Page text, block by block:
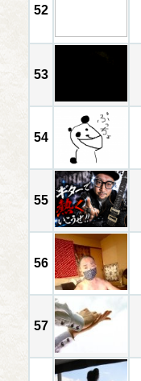
52
53
54
55
56
57